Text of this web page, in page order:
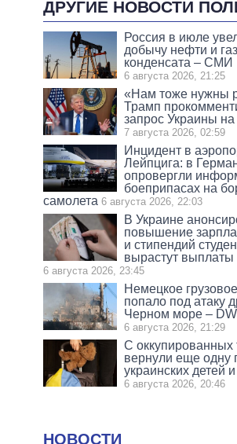
ДРУГИЕ НОВОСТИ
Россия в июле
добычу нефти и
конденсата – СМИ
6 августа 2026, 21:25
«Нам тоже нужны
Трамп
запрос Украины
7 августа 2026, 02:59
Инцидент в
Лейпцига: в
опровергли
боеприпасах на
самолета 6 августа 2026, 22:03
В Украине
повышение
и стипендий
вырастут выплаты
6 августа 2026, 23:45
Немецкое
попало под атаку
Черном море – DW
6 августа 2026, 21:29
С оккупированных
вернули еще одну
украинских детей
6 августа 2026, 20:46
НОВОСТИ